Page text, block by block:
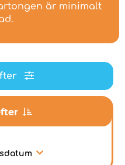
är minimalt